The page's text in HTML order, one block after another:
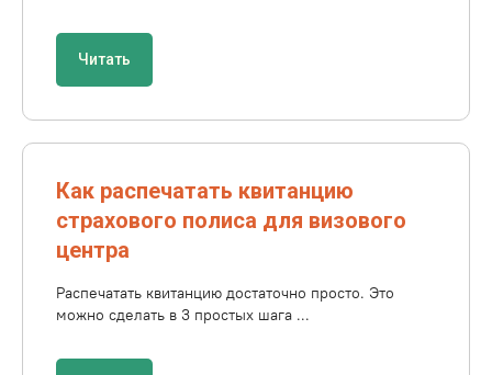
Читать
Как распечатать квитанцию
страхового полиса для визового
центра
Распечатать квитанцию достаточно просто. Это
можно сделать в 3 простых шага ...